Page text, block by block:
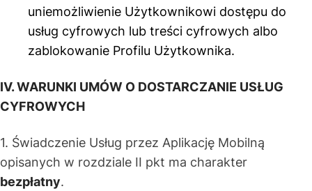
uniemożliwienie Użytkownikowi dostępu do
usług cyfrowych lub treści cyfrowych albo
zablokowanie Profilu Użytkownika.
IV. WARUNKI UMÓW O DOSTARCZANIE USŁUG
CYFROWYCH
1. Świadczenie Usług przez Aplikację Mobilną
opisanych w rozdziale II pkt ma charakter
bezpłatny.